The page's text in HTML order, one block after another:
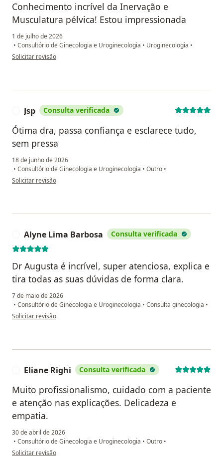
Conhecimento incrível da Inervação e
Musculatura pélvica! Estou impressionada
1 de julho de 2026
• Consultório de Ginecologia e Uroginecologia • Uroginecologia •
na opinião do utilizador Bruna
Solicitar revisão
Jsp Consulta verificada
Ótima dra, passa confiança e esclarece tudo,
sem pressa
18 de junho de 2026
• Consultório de Ginecologia e Uroginecologia • Outro •
na opinião do utilizador Jsp
Solicitar revisão
Alyne Lima Barbosa Consulta verificada
Dr Augusta é incrível, super atenciosa, explica e
tira todas as suas dúvidas de forma clara.
7 de maio de 2026
• Consultório de Ginecologia e Uroginecologia • Consulta ginecologia •
na opinião do utilizador Alyne Lima Barbosa
Solicitar revisão
Eliane Righi Consulta verificada
Muito profissionalismo, cuidado com a paciente
e atenção nas explicações. Delicadeza e
empatia.
30 de abril de 2026
• Consultório de Ginecologia e Uroginecologia • Outro •
na opinião do utilizador Eliane Righi
Solicitar revisão